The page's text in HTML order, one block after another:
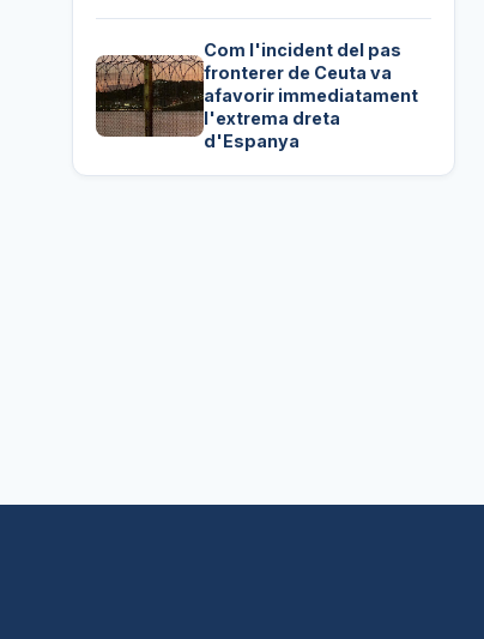
Com l'incident del pas
fronterer de Ceuta va
afavorir immediatament
l'extrema dreta
d'Espanya